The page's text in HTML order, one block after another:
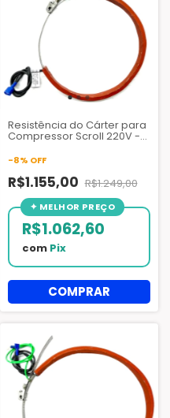
Resistência do Cárter para
Compressor Scroll 220V -
-8% OFF
R$1.155,00 R$1.249,00
R$1.062,60
com Pix